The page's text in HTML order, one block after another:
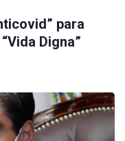
para
Digna”